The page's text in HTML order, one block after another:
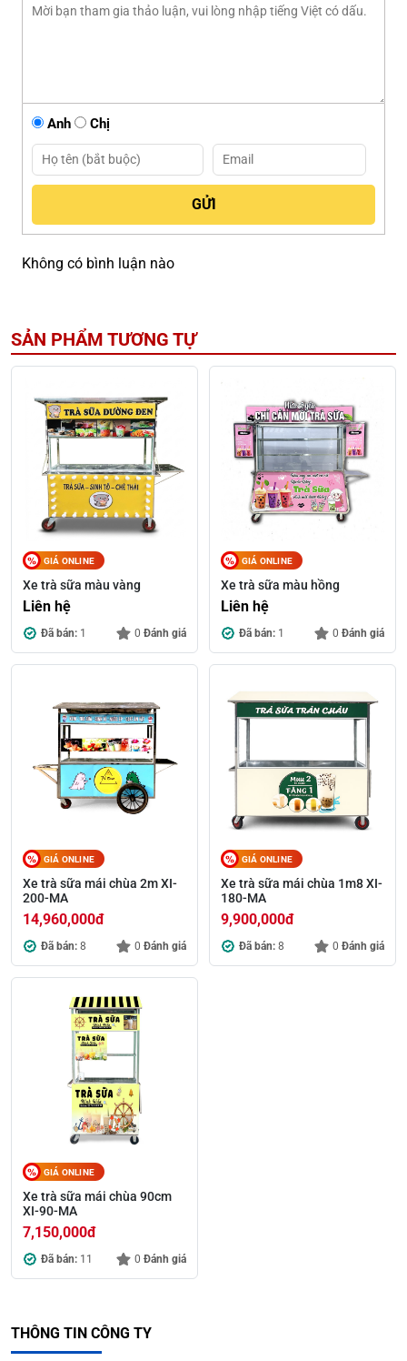
Anh Chị
Không có bình luận nào
SẢN PHẨM TƯƠNG TỰ
GIÁ ONLINE
Xe trà sữa màu vàng
Liên hệ
Đã bán: 1 0 Đánh giá
GIÁ ONLINE
Xe trà sữa màu hồng
Liên hệ
Đã bán: 1 0 Đánh giá
GIÁ ONLINE
Xe trà sữa mái chùa 2m XI-
200-MA
14,960,000đ
Đã bán: 8 0 Đánh giá
GIÁ ONLINE
Xe trà sữa mái chùa 1m8 XI-
180-MA
9,900,000đ
Đã bán: 8 0 Đánh giá
GIÁ ONLINE
Xe trà sữa mái chùa 90cm
XI-90-MA
7,150,000đ
Đã bán: 11 0 Đánh giá
THÔNG TIN CÔNG TY